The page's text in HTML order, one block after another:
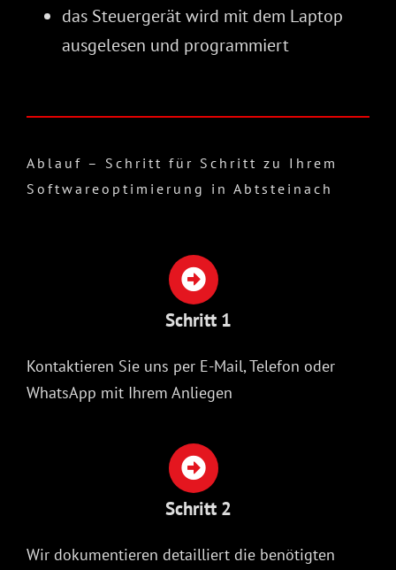
das Steuergerät wird mit dem Laptop
ausgelesen und programmiert
Ablauf – Schritt für Schritt zu Ihrem
Softwareoptimierung in Abtsteinach
Schritt 1
Kontaktieren Sie uns per E-Mail, Telefon oder
WhatsApp mit Ihrem Anliegen
Schritt 2
Wir dokumentieren detailliert die benötigten